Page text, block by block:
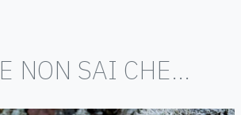
NON SAI CHE...